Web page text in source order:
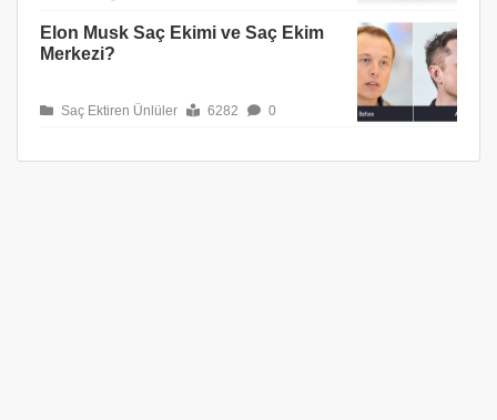
Elon Musk Saç Ekimi ve Saç Ekim
Merkezi?
Saç Ektiren Ünlüler 6282 0